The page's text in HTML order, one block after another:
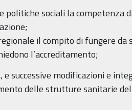
sociali la competenza
il compito di fungere
l’accreditamento;
successive modificazioni e
delle strutture sanitarie